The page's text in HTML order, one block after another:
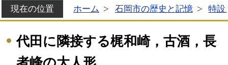
現在の位置 ホーム 石岡市の歴史と記憶 特設
代田に隣接する梶和崎，古酒，長